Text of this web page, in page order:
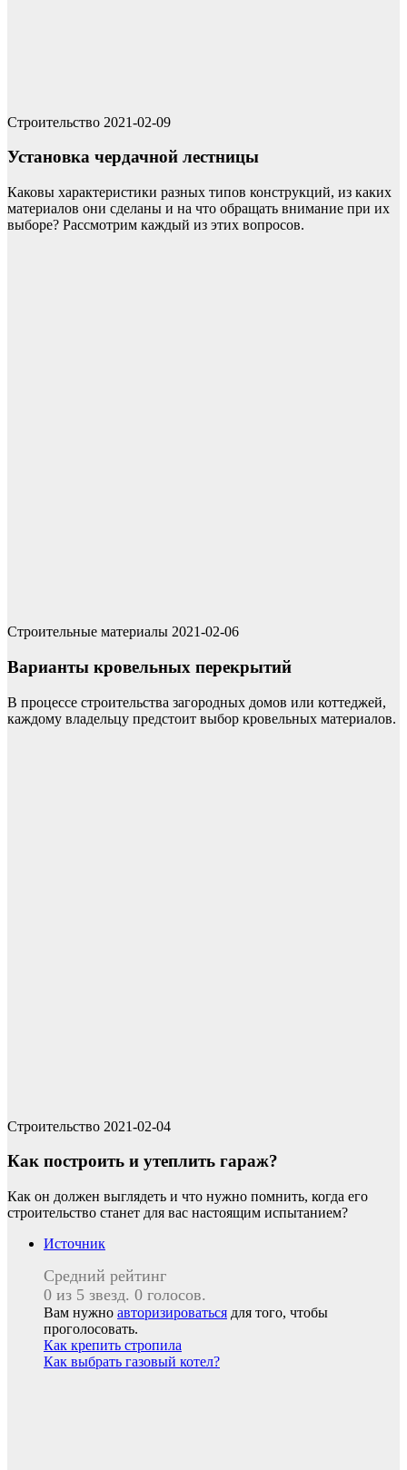
Строительство 2021-02-09
Установка чердачной лестницы
Каковы характеристики разных типов конструкций, из каких
материалов они сделаны и на что обращать внимание при их
выборе? Рассмотрим каждый из этих вопросов.
Строительные материалы 2021-02-06
Варианты кровельных перекрытий
В процессе строительства загородных домов или коттеджей,
каждому владельцу предстоит выбор кровельных материалов.
Строительство 2021-02-04
Как построить и утеплить гараж?
Как он должен выглядеть и что нужно помнить, когда его
строительство станет для вас настоящим испытанием?
Источник
Средний рейтинг
0 из 5 звезд. 0 голосов.
Вам нужно авторизироваться для того, чтобы
проголосовать.
Навигация
по
Как крепить стропила
Как выбрать газовый котел?